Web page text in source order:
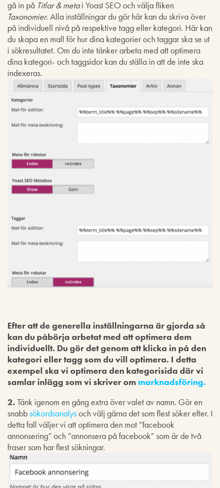
gå in på Titlar & metai Yoast SEO och välja fliken
Taxonomier. Alla inställningar du gör här kan du skriva över
på individuell nivå på respektive tagg eller kategori. Här kan
du skapa en mall för hur dina kategorier och taggar ska se ut
i sökresultatet. Om du inte tänker arbeta med att optimera
dina kategori- och taggsidor kan du ställa in att de inte ska
indexeras.
Efter att de generella inställningarna är gjorda så
kan du påbörja arbetat med att optimera dem
individuellt. Du gör det genom att klicka in på den
kategori eller tagg som du vill optimera. I detta
exempel ska vi optimera den kategorisida där vi
samlar inlägg som vi skriver om marknadsföring.
2. Tänk igenom en gång extra över valet av namn. Gör en
snabbsökordsanalysoch välj gärna det som flest söker efter. I
detta fall väljer vi att optimera den mot ”facebook
annonsering” och ”annonsera på facebook” som är de två
fraser som har flest sökningar.